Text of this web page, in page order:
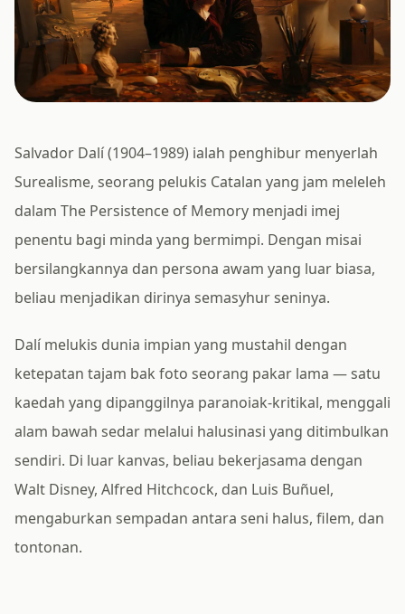
Salvador Dalí (1904–1989) ialah penghibur menyerlah
Surealisme, seorang pelukis Catalan yang jam meleleh
dalam The Persistence of Memory menjadi imej
penentu bagi minda yang bermimpi. Dengan misai
bersilangkannya dan persona awam yang luar biasa,
beliau menjadikan dirinya semasyhur seninya.
Dalí melukis dunia impian yang mustahil dengan
ketepatan tajam bak foto seorang pakar lama — satu
kaedah yang dipanggilnya paranoiak-kritikal, menggali
alam bawah sedar melalui halusinasi yang ditimbulkan
sendiri. Di luar kanvas, beliau bekerjasama dengan
Walt Disney, Alfred Hitchcock, dan Luis Buñuel,
mengaburkan sempadan antara seni halus, filem, dan
tontonan.